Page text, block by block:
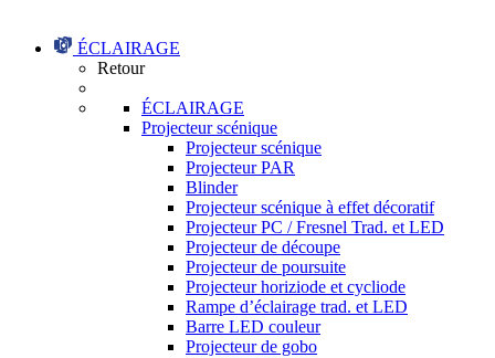
ÉCLAIRAGE
Retour
ÉCLAIRAGE
Projecteur scénique
Projecteur scénique
Projecteur PAR
Blinder
Projecteur scénique à effet décoratif
Projecteur PC / Fresnel Trad. et LED
Projecteur de découpe
Projecteur de poursuite
Projecteur horiziode et cycliode
Rampe d’éclairage trad. et LED
Barre LED couleur
Projecteur de gobo